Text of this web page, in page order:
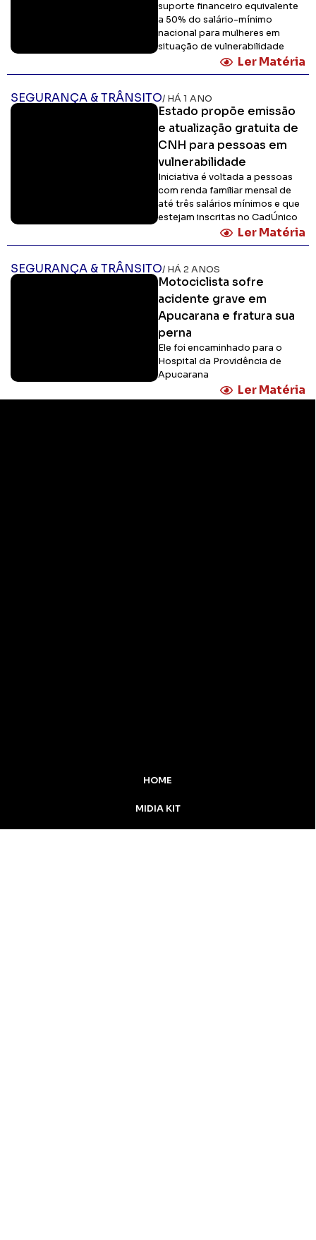
suporte financeiro equivalente
a 50% do salário-mínimo
nacional para mulheres em
situação de vulnerabilidade
Ler Matéria
SEGURANÇA & TRÂNSITO/ HÁ 1 ANO
Estado propõe emissão
e atualização gratuita de
CNH para pessoas em
vulnerabilidade
Iniciativa é voltada a pessoas
com renda familiar mensal de
até três salários mínimos e que
estejam inscritas no CadÚnico
Ler Matéria
SEGURANÇA & TRÂNSITO/ HÁ 2 ANOS
Motociclista sofre
acidente grave em
Apucarana e fratura sua
perna
Ele foi encaminhado para o
Hospital da Providência de
Apucarana
Ler Matéria
HOME
MIDIA KIT